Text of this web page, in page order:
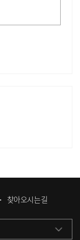
찾아오시는길